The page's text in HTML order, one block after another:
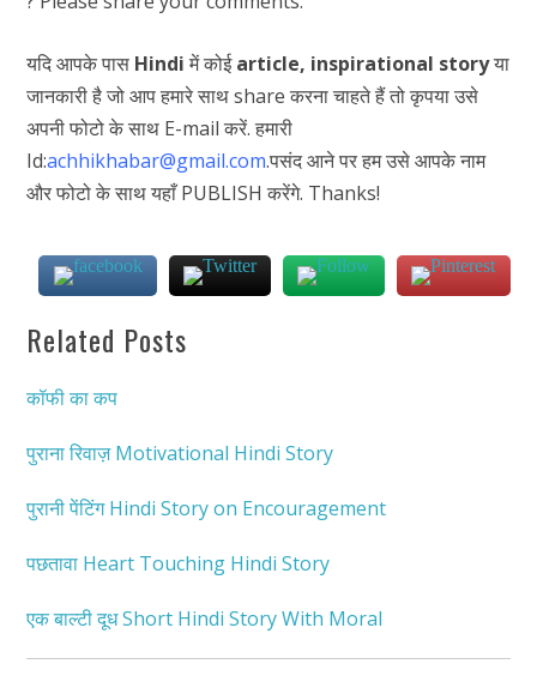
यदि आपके पास Hindiमें कोईarticle, inspirational storyया
जानकारी है जो आप हमारे साथ share करना चाहते हैं तो कृपया उसे
अपनी फोटो के साथ E-mail करें. हमारी
Id:achhikhabar@gmail.com.पसंद आने पर हम उसे आपके नाम
और फोटो के साथ यहाँ PUBLISH करेंगे. Thanks!
Related Posts
कॉफी का कप
पुराना रिवाज़ Motivational Hindi Story
पुरानी पेंटिंग Hindi Story on Encouragement
पछतावा Heart Touching Hindi Story
एक बाल्टी दूध Short Hindi Story With Moral